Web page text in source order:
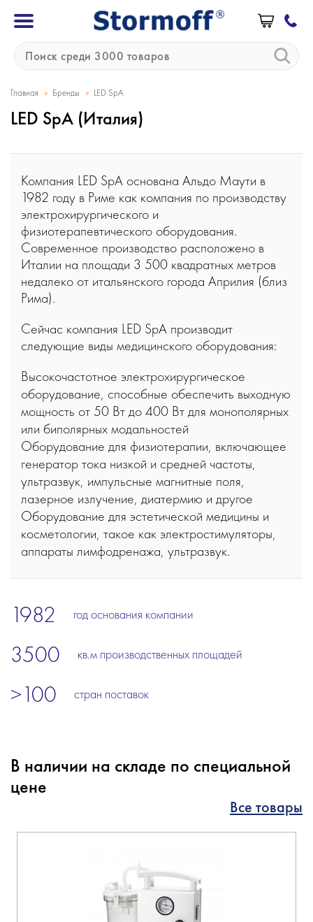
Главная » Бренды » LED SpA
LED SpA (Италия)
Компания LED SpA основана Альдо Маути в
1982 году в Риме как компания по производству
электрохирургического и
физиотерапевтического оборудования.
Современное производство расположено в
Италии на площади 3 500 квадратных метров
недалеко от итальянского города Априлия (близ
Рима).
Сейчас компания LED SpA производит
следующие виды медицинского оборудования:
Высокочастотное электрохирургическое
оборудование, способные обеспечить выходную
мощность от 50 Вт до 400 Вт для монополярных
или биполярных модальностей
Оборудование для физиотерапии, включающее
генератор тока низкой и средней частоты,
ультразвук, импульсные магнитные поля,
лазерное излучение, диатермию и другое
Оборудование для эстетической медицины и
косметологии, такое как электростимуляторы,
аппараты лимфодренажа, ультразвук.
1982 год основания компании
3500 кв.м производственных площадей
>100 стран поставок
В наличии на складе по специальной
цене
Все товары